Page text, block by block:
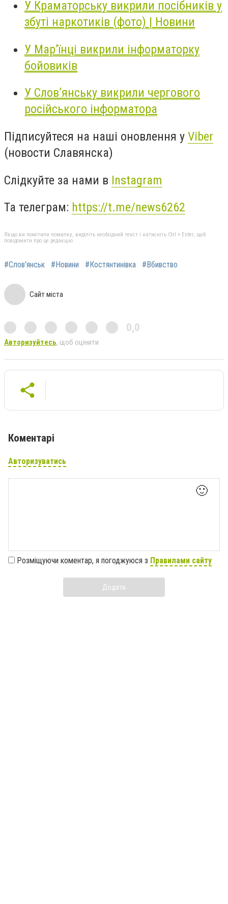
У Краматорську викрили посібників у
збуті наркотиків (фото) | Новини
У Мар’їнці викрили інформаторку
бойовиків
У Слов’янську викрили чергового
російського інформатора
Підписуйтеся на наші оновлення у Viber
(новости Славянска)
Слідкуйте за нами в Instagram
Та телеграм: https://t.me/news6262
Якщо ви помітили помилку, виділіть необхідний текст і натисніть Ctrl + Enter, щоб
повідомити про це редакцію
#Слов'янськ #Новини #Костянтинівка #Вбивство
Сайт міста
0,0
Авторизуйтесь, щоб оцінити
Коментарі
Авторизуватись
🙂
Розміщуючи коментар, я погоджуюся з Правилами сайту
Додати